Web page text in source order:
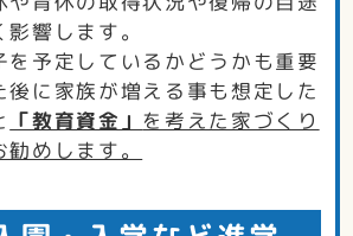
響します。
を予定しているかどうかも重要
後に家族が増える事も想定した
「教育資金」 を考えた家づくり
めします。